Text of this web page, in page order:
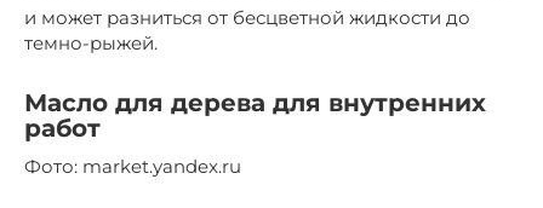
и может разниться от бесцветной жидкости до
темно-рыжей.
Масло для дерева для внутренних
работ
Фото: market.yandex.ru